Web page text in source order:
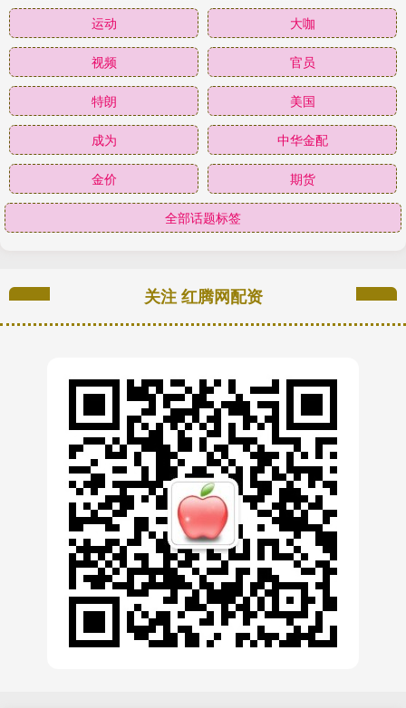
运动 大咖
视频 官员
特朗 美国
成为 中华金配
金价 期货
全部话题标签
关注 红腾网配资